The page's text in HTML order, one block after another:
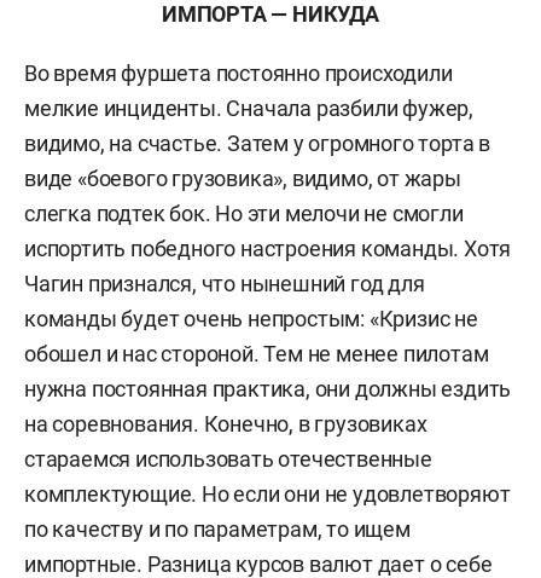
ИМПОРТА — НИКУДА
Во время фуршета постоянно происходили
мелкие инциденты. Сначала разбили фужер,
видимо, на счастье. Затем у огромного торта в
виде «боевого грузовика», видимо, от жары
слегка подтек бок. Но эти мелочи не смогли
испортить победного настроения команды. Хотя
Чагин признался, что нынешний год для
команды будет очень непростым: «Кризис не
обошел и нас стороной. Тем не менее пилотам
нужна постоянная практика, они должны ездить
на соревнования. Конечно, в грузовиках
стараемся использовать отечественные
комплектующие. Но если они не удовлетворяют
по качеству и по параметрам, то ищем
импортные. Разница курсов валют дает о себе